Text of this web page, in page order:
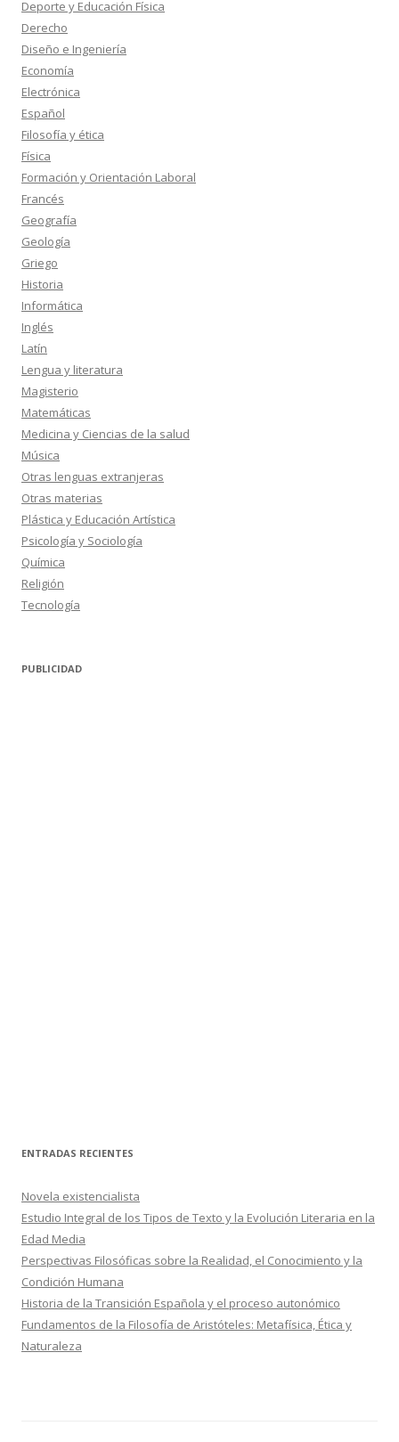
Deporte y Educación Física
Derecho
Diseño e Ingeniería
Economía
Electrónica
Español
Filosofía y ética
Física
Formación y Orientación Laboral
Francés
Geografía
Geología
Griego
Historia
Informática
Inglés
Latín
Lengua y literatura
Magisterio
Matemáticas
Medicina y Ciencias de la salud
Música
Otras lenguas extranjeras
Otras materias
Plástica y Educación Artística
Psicología y Sociología
Química
Religión
Tecnología
PUBLICIDAD
ENTRADAS RECIENTES
Novela existencialista
Estudio Integral de los Tipos de Texto y la Evolución Literaria en la
Edad Media
Perspectivas Filosóficas sobre la Realidad, el Conocimiento y la
Condición Humana
Historia de la Transición Española y el proceso autonómico
Fundamentos de la Filosofía de Aristóteles: Metafísica, Ética y
Naturaleza